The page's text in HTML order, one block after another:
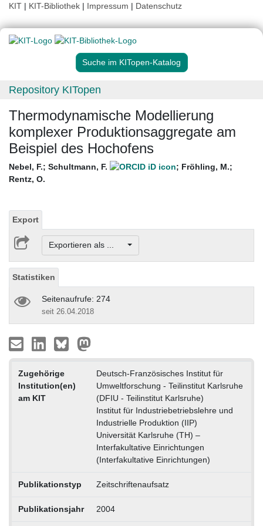
KIT | KIT-Bibliothek | Impressum | Datenschutz
Suche im KITopen-Katalog
Repository KITopen
Thermodynamische Modellierung
komplexer Produktionsaggregate am
Beispiel des Hochofens
Nebel, F.; Schultmann, F. ; Fröhling, M.;
Rentz, O.
Export
Exportieren als ...
Statistiken
Seitenaufrufe: 274
seit 26.04.2018
Zugehörige
Institution(en)
am KIT
Deutsch-Französisches Institut für
Umweltforschung - Teilinstitut Karlsruhe
(DFIU - Teilinstitut Karlsruhe)
Institut für Industriebetriebslehre und
Industrielle Produktion (IIP)
Universität Karlsruhe (TH) –
Interfakultative Einrichtungen
(Interfakultative Einrichtungen)
Publikationstyp Zeitschriftenaufsatz
Publikationsjahr 2004